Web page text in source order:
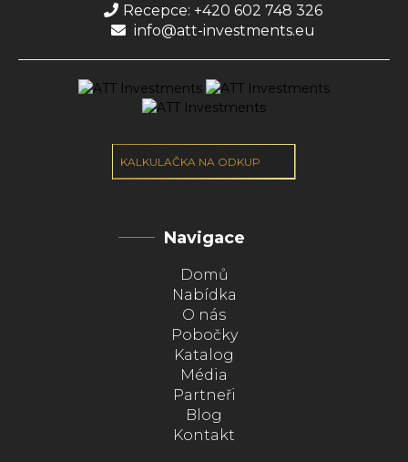
Recepce: +420 602 748 326
info@att-investments.eu
KALKULAČKA NA ODKUP
Navigace
Domů
Nabídka
O nás
Pobočky
Katalog
Média
Partneři
Blog
Kontakt